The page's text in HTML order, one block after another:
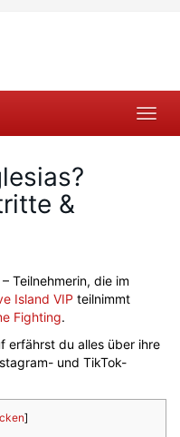
&
Teilnehmerin, die im
Island VIP teilnimmt
Fighting.
erfährst du alles über ihre
und TikTok-
]